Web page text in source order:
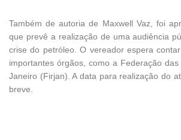
Também de autoria de Maxwell Vaz, foi
que prevê a realização de uma audiência
crise do petróleo. O vereador espera
importantes órgãos, como a Federação
Janeiro (Firjan). A data para realização do
breve.